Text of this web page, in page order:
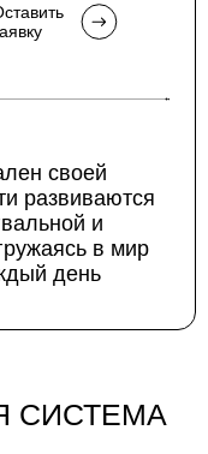
своей
развиваются
и
в мир
день
СИСТЕМА